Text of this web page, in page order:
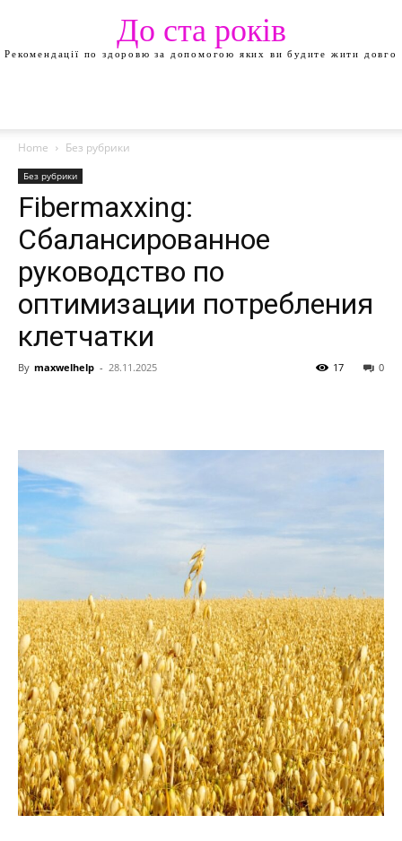
До ста років
Рекомендації по здоровю за допомогою яких ви будите жити довго
Home Без рубрики
Без рубрики
Fibermaxxing:
Сбалансированное
руководство по
оптимизации потребления
клетчатки
By maxwelhelp - 28.11.2025 0
17